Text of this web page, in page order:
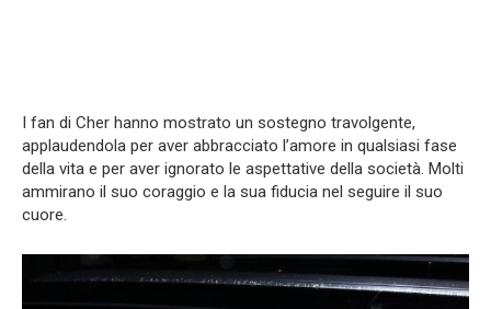
I fan di Cher hanno mostrato un sostegno travolgente,
applaudendola per aver abbracciato l’amore in qualsiasi fase
della vita e per aver ignorato le aspettative della società. Molti
ammirano il suo coraggio e la sua fiducia nel seguire il suo
cuore.